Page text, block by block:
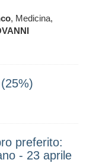
, Medicina,
preferito:
- 23 aprile